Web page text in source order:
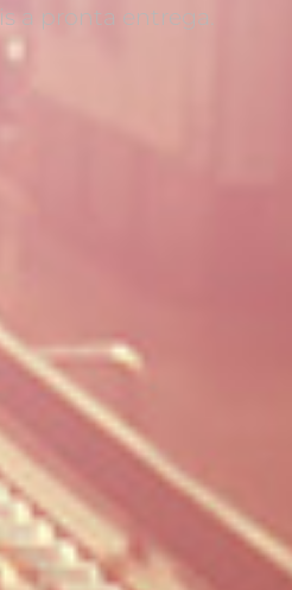
a pronta entrega.